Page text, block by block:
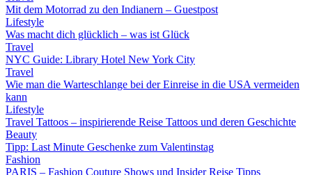
Mit dem Motorrad zu den Indianern – Guestpost
Lifestyle
Was macht dich glücklich – was ist Glück
Travel
NYC Guide: Library Hotel New York City
Travel
Wie man die Warteschlange bei der Einreise in die USA vermeiden
kann
Lifestyle
Travel Tattoos – inspirierende Reise Tattoos und deren Geschichte
Beauty
Tipp: Last Minute Geschenke zum Valentinstag
Fashion
PARIS – Fashion Couture Shows und Insider Reise Tipps